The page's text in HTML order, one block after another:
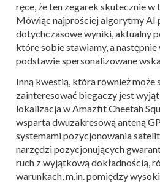
ręce, że ten zegarek skutecznie w
Mówiąc najprościej algorytmy AI
dotychczasowe wyniki, aktualny
które sobie stawiamy, a następnie
podstawie spersonalizowane
Inną kwestią, która również może
zainteresować biegaczy jest
lokalizacja w Amazfit Cheetah
wsparta dwuzakresową anteną
systemami pozycjonowania
narzędzi pozycjonujących
ruch z wyjątkową dokładnością,
warunkach, m.in. pomiędzy